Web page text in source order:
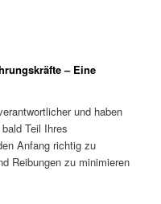
– Eine
und haben
Teil Ihres
Anfang richtig zu
Reibungen zu minimieren